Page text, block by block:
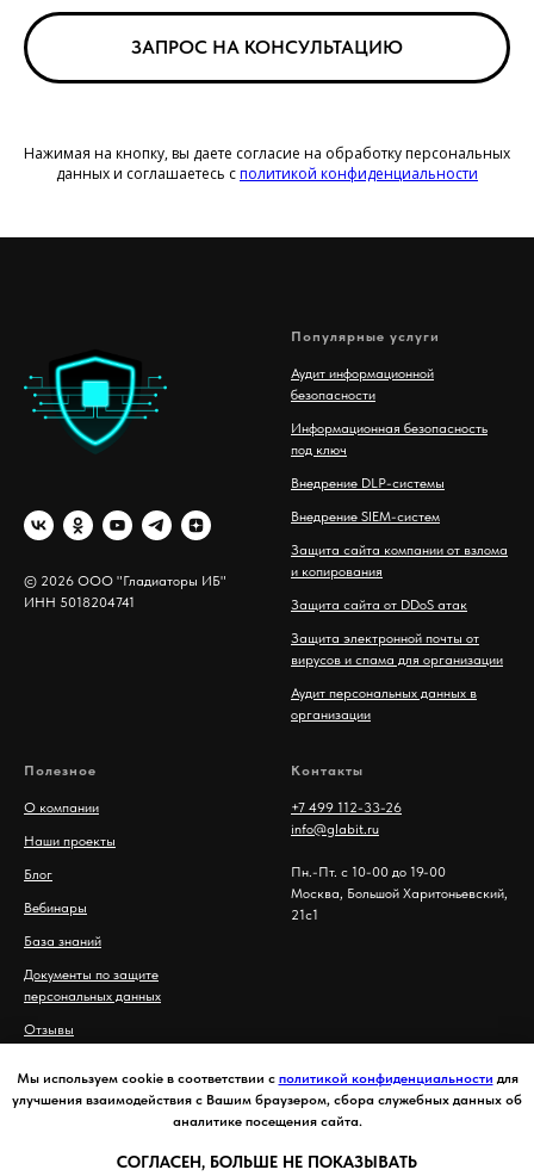
ЗАПРОС НА КОНСУЛЬТАЦИЮ
Нажимая на кнопку, вы даете согласие на обработку персональных
данных и соглашаетесь cполитикой конфиденциаль ности
© 2026 ООО "Гладиаторы ИБ"
ИНН 5018204741
Популярные услуги
Аудит информационной
безопасности
Информационная безопасность
под ключ
Внедрение DLP-системы
Внедрение SIEM-систем
Защита сайта компании от взлома
и копирования
Защита сайта от DDoS атак
Защита электронной почты от
вирусов и спама для организации
Аудит персональных данных в
организации
Полезное
О компании
Наши проекты
Блог
Вебинары
База знаний
Документы по защите
персональных данных
Отзывы
Контакты
+7 499 112-33-26
info@glabit.ru
Пн.-Пт. с 10-00 до 19-00
Москва, Большой Харитоньевский,
21с1
Мы используем cookie в соответствии с политикой конфиденциальности для
улучшения взаимодействия с Вашим браузером, сбора служебных данных об
аналитике посещения сайта.
СОГЛАСЕН, БОЛЬШЕ НЕ ПОКАЗЫВАТЬ